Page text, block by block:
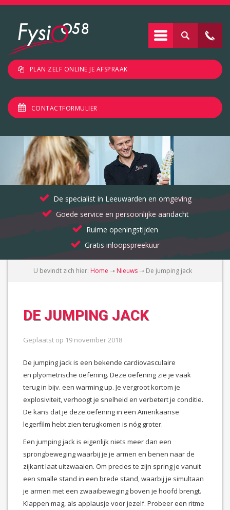
PLAN ZELF ONLINE JE AFSPRAAK
CONTACTFORMULIER
De specialist in Leeuwarden en omgeving
Goede service en persoonlijke aandacht
Ruime openingstijden
Gratis inloopspreekuur
U bevindt zich hier: Home ➝ Nieuws ➝ De jumping jack
DE JUMPING JACK
Geplaatst op 19 november 2018
De jumping jack is een bekende cardiovasculaire
en plyometrische oefening. Deze oefening zie je vaak
terug in bijv. een warming up. Je vergroot kortom je
explosiviteit, verhoogt je snelheid en verbetert je conditie.
De kans dat je deze oefening in een Amerikaanse
legerfilm hebt zien terugkomen is nóg groter.
Een jumping jack is eigenlijk niets meer dan een
sprongbeweging waarbij je je armen en benen naar de
zijkant laat uitzwaaien. Om precies te zijn spring je vanuit
een smalle stand in een brede stand, waarbij je simultaan
je armen met een zwaaibeweging boven je hoofd brengt.
Klappen mag, als applausje voor jezelf. Probeer een ritme